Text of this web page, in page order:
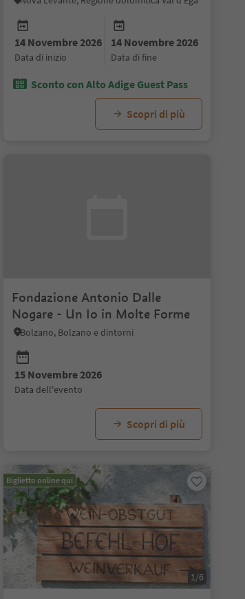
14 Novembre 2026
data di inizio
14 Novembre 2026
data di fine
Sconto con Alto Adige Guest Pass
Scopri di più
Fondazione Antonio Dalle
Nogare - Un Io in Molte Forme
Bolzano, Bolzano e dintorni
15 Novembre 2026
data dell'evento
Scopri di più
Biglietto online qui
1/6